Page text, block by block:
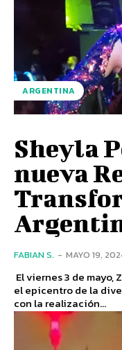
ARGENTINA
Sheyla
nueva
FABIAN S. - MAYO 19,
El viernes 3 de
el epicentro de la
con la realización...